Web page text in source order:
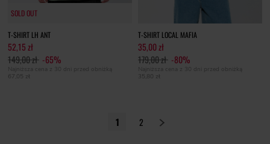
SOLD OUT
SOLD OUT
T-SHIRT LH ANT
52,15 zł
149,00 zł -65%
Najniższa cena z 30 dni przed obniżką
67,05 zł
T-SHIRT LOCAL MAFIA
35,00 zł
179,00 zł -80%
Najniższa cena z 30 dni przed obniżką
35,80 zł
1 2